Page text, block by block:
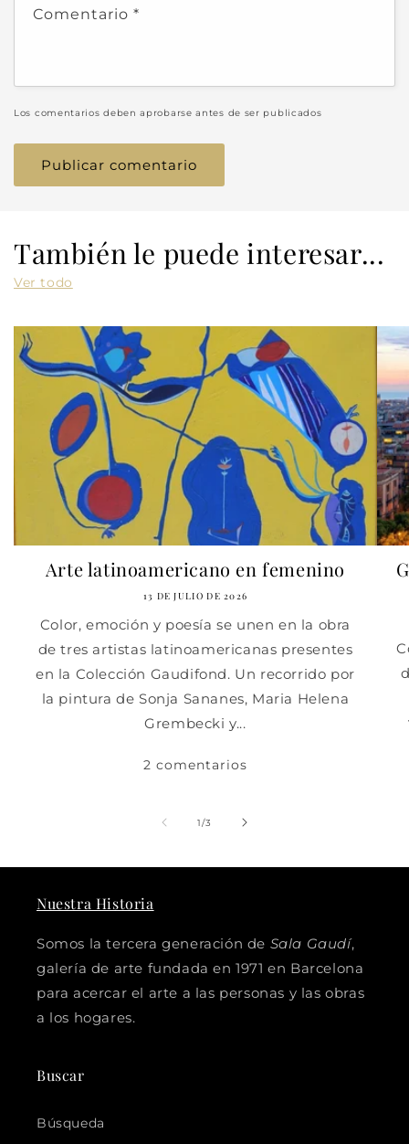
Comentario *
Los comentarios deben aprobarse antes de ser publicados
También le puede interesar...
Ver todo
Arte latinoamericano en femenino
13 DE JULIO DE 2026
Color, emoción y poesía se unen en la obra
de tres artistas latinoamericanas presentes
en la Colección Gaudifond. Un recorrido por
la pintura de Sonja Sananes, Maria Helena
Grembecki y...
2 comentarios
1/de
3
Nuestra Historia
Somos la tercera generación de Sala Gaudí,
galería de arte fundada en 1971 en Barcelona
para acercar el arte a las personas y las obras
a los hogares.
Buscar
Búsqueda